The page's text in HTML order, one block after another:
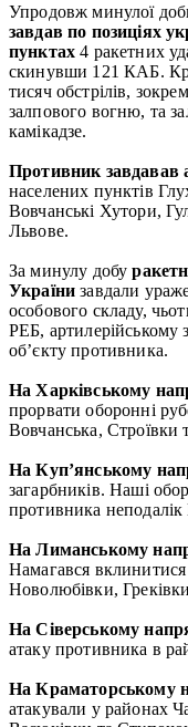
Упродовж минулої
завдав по позиціях
пунктах 4 ракетних
скинувши 121 КАБ.
тисяч обстрілів,
залпового вогню, та
камікадзе.
Противник завдавав
населених пунктів
Вовчанські Хутори,
Львове.
За минулу добу
України завдали
особового складу,
РЕБ,
об’єкту противника.
На Харківському
прорвати оборонні
Вовчанська, Строївки
На Куп’янському
загарбників. Наші
противника неподалік
На Лиманському
Намагався
Новолюбівки,
На Сіверському
атаку противника в
На Краматорському
атакували у районах